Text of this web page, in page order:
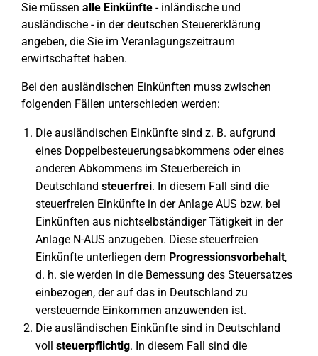
Sie müssen alle Einkünfte - inländische und
ausländische - in der deutschen Steuererklärung
angeben, die Sie im Veranlagungszeitraum
erwirtschaftet haben.
Bei den ausländischen Einkünften muss zwischen
folgenden Fällen unterschieden werden:
Die ausländischen Einkünfte sind z. B. aufgrund
eines Doppelbesteuerungsabkommens oder eines
anderen Abkommens im Steuerbereich in
Deutschland steuerfrei. In diesem Fall sind die
steuerfreien Einkünfte in der Anlage AUS bzw. bei
Einkünften aus nichtselbständiger Tätigkeit in der
Anlage N-AUS anzugeben. Diese steuerfreien
Einkünfte unterliegen dem Progressionsvorbehalt,
d. h. sie werden in die Bemessung des Steuersatzes
einbezogen, der auf das in Deutschland zu
versteuernde Einkommen anzuwenden ist.
Die ausländischen Einkünfte sind in Deutschland
voll steuerpflichtig. In diesem Fall sind die